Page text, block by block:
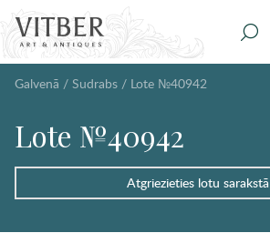
Galvenā / Sudrabs / Lote №40942
Lote №40942
Atgriezieties lotu sarakstā